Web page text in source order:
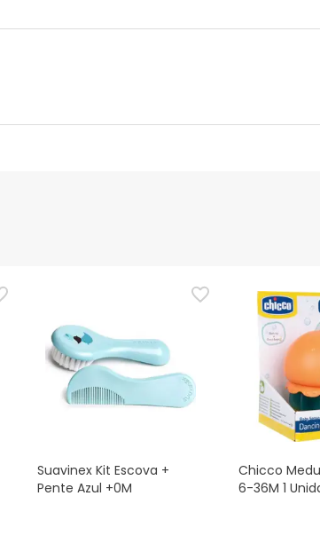
produto, mas estamos a trabalhar nisso.
desejares, também podes devolver o produto
Suavinex Kit Escova +
Pente Azul +0M
Chicco
6-36M 1